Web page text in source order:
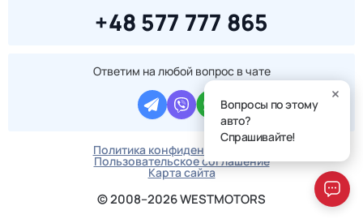
+48 577 777 865
Ответим на любой вопрос в чате
Политика конфиденциальности
Пользовательское соглашение
Карта сайта
© 2008–2026 WESTMOTORS
Вопросы по этому
авто?
Спрашивайте!